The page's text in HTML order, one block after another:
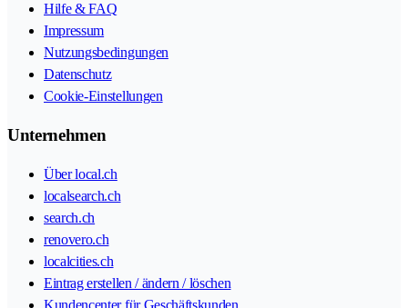
Hilfe & FAQ
Impressum
Nutzungsbedingungen
Datenschutz
Cookie-Einstellungen
Unternehmen
Über local.ch
localsearch.ch
search.ch
renovero.ch
localcities.ch
Eintrag erstellen / ändern / löschen
Kundencenter für Geschäftskunden